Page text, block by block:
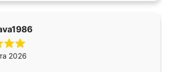
2026